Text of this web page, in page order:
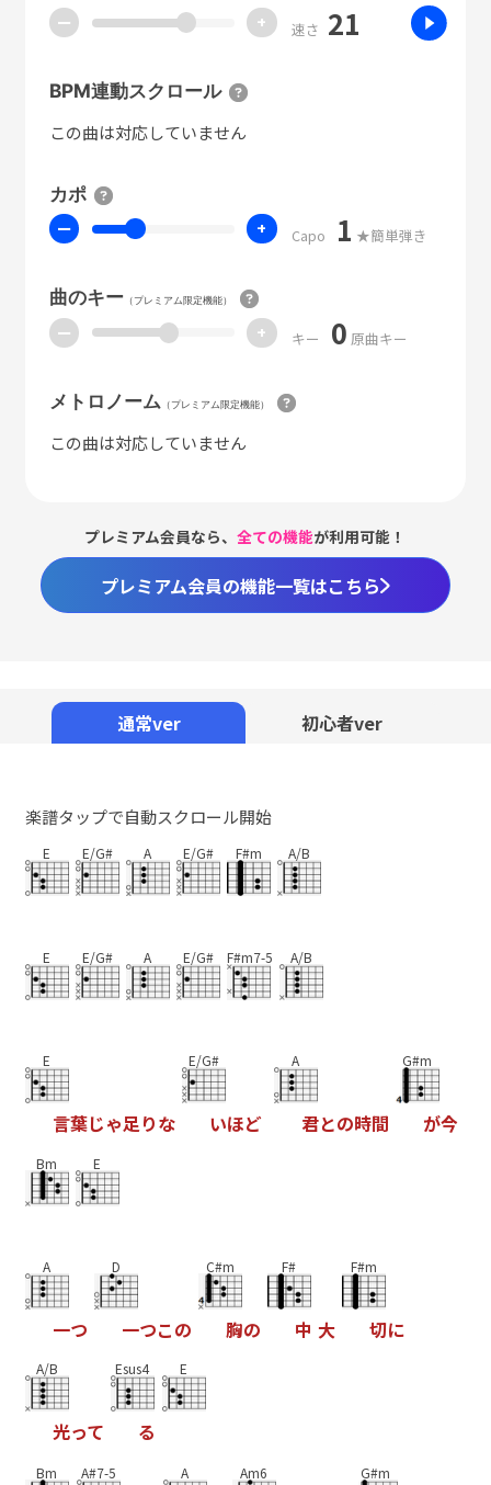
ー + 速さ 21
BPM連動スクロール
この曲は対応していません
カポ
ー + Capo 1 ★簡単弾き
曲のキー（プレミアム限定機能）
ー + キー 0 原曲キー
メトロノーム （プレミアム限定機能）
この曲は対応していません
プレミアム会員なら、全ての機能が利用可能！
プレミアム会員の機能一覧はこちら
通常ver 初心者ver
楽譜タップで自動スクロール開始
E E/G# A E/G# F#m A/B
E E/G# A E/G# F#m7-5 A/B
E
言葉じゃ足りな
E/G#
いほど
A
君との時間
G#m
が今
Bm E
A
一つ
D
一つこの
C#m
胸の
F#
中 大
F#m
切に
A/B
光って
Esus4
る
E
Bm A#7-5 A Am6 G#m